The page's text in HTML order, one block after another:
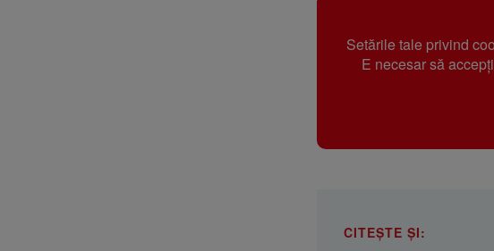
Setările tale privind
E necesar să
CITEȘTE ȘI: